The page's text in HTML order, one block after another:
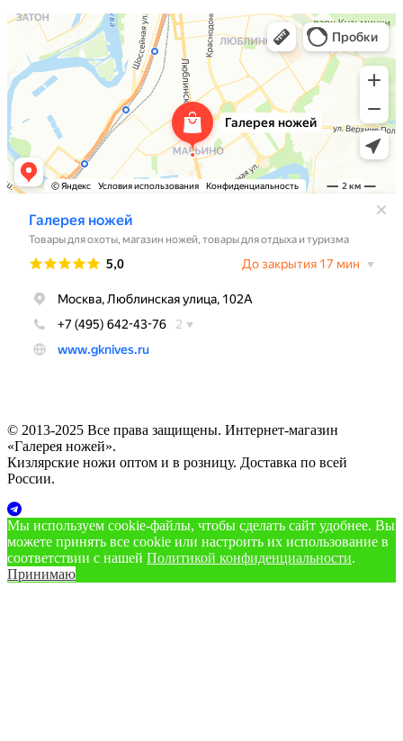
© 2013-2025 Все права защищены. Интернет-магазин
«Галерея ножей».
Кизлярские ножи оптом и в розницу. Доставка по всей
России.
Мы используем cookie‑файлы, чтобы сделать сайт удобнее. Вы
можете принять все cookie или настроить их использование в
соответствии с нашей Политикой конфиденциальности.
Принимаю